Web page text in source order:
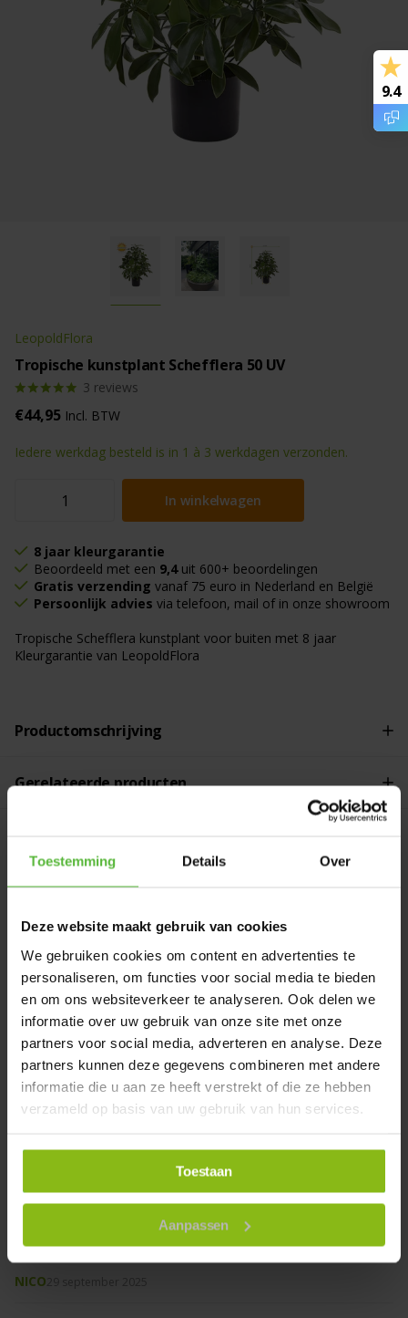
Toestemming Details Over
Deze website maakt gebruik van cookies
We gebruiken cookies om content en advertenties te
personaliseren, om functies voor social media te bieden
en om ons websiteverkeer te analyseren. Ook delen we
informatie over uw gebruik van onze site met onze
partners voor social media, adverteren en analyse. Deze
partners kunnen deze gegevens combineren met andere
informatie die u aan ze heeft verstrekt of die ze hebben
verzameld op basis van uw gebruik van hun services.
Toestaan
Aanpassen
LeopoldFlora
Tropische kunstplant Schefflera 50 UV
3 reviews
€44,95 Incl. BTW
Iedere werkdag besteld is in 1 à 3 werkdagen verzonden.
In winkelwagen
8 jaar kleurgarantie
Beoordeeld met een 9,4uit 600+ beoordelingen
Gratis verzending vanaf 75 euro in Nederland en België
Persoonlijk advies via telefoon, mail of in onze showroom
Tropische Schefflera kunstplant voor buiten met 8 jaar
Kleurgarantie van LeopoldFlora
Productomschrijving
Gerelateerde producten
Product reviews
Tropische kunstplant Schefflera 50
UV
5uit5
3hebben dit product beoordeeld
5 van de 5 sterren
Prachtige plant. Niet van echt te onderscheiden. Hebben deze
reeds eerder besteld. Blijft mooi van kleur, zeer goede kwaliteit.
De levering was weer perfect en snel!!
5 van de 5 sterren
Product is van heel goeie kwaliteit, staat mooi in onze tuin.
NICO
9.4